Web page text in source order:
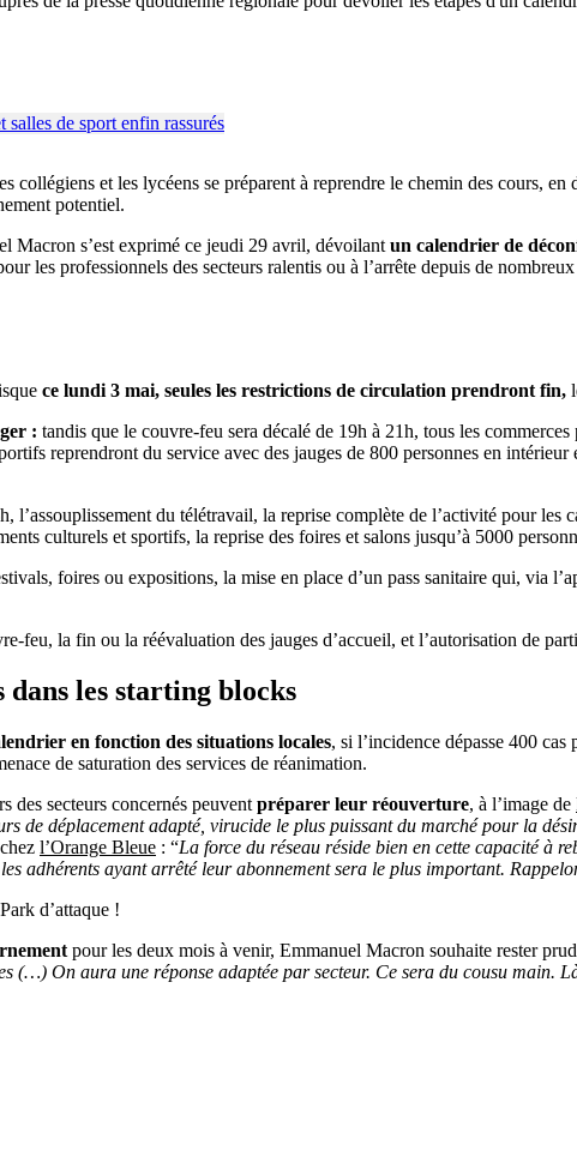
et les lycéens se préparent à reprendre le chemin des cours,
potentiel.
Macron s’est exprimé ce jeudi 29 avril, dévoilantun calendrier de
les professionnels des secteurs ralentis ou à l’arrête depuis de
ce lundi 3 mai, seules les restrictions de circulation prendront fin,
: tandis que le couvre-feu sera décalé de 19h à 21h, tous les
reprendront du service avec des jauges de 800 personnes en
l’assouplissement du télétravail, la reprise complète de l’activité pour les
culturels et sportifs, la reprise des foires et salons jusqu’à 5000
foires ou expositions, la mise en place d’un pass sanitaire qui, via
feu, la fin ou la réévaluation des jauges d’accueil, et l’autorisation de
dans les starting blocks
en fonction des situations locales, si l’incidence dépasse 400
de saturation des services de réanimation.
des secteurs concernés peuvent préparer leur réouverture, à l’image de
de déplacement adapté, virucide le plus puissant du marché pour la
l’Orange Bleue : “La force du réseau réside bien en cette capacité à
adhérents ayant arrêté leur abonnement sera le plus important.
d’attaque !
pour les deux mois à venir, Emmanuel Macron souhaite rester
(…) On aura une réponse adaptée par secteur. Ce sera du cousu main.